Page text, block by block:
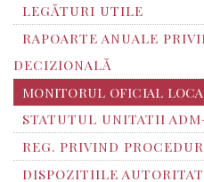
LEGĂTURI UTILE
RAPOARTE ANUALE
DECIZIONALĂ
MONITORUL OFICIAL
STATUTUL UNITATII
REG. PRIVIND
DISPOZITIILE